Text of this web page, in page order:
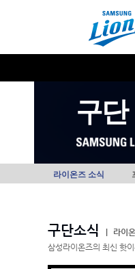
구단
라이온즈 소식
구단소식
라이
삼성라이온즈의 최신 핫